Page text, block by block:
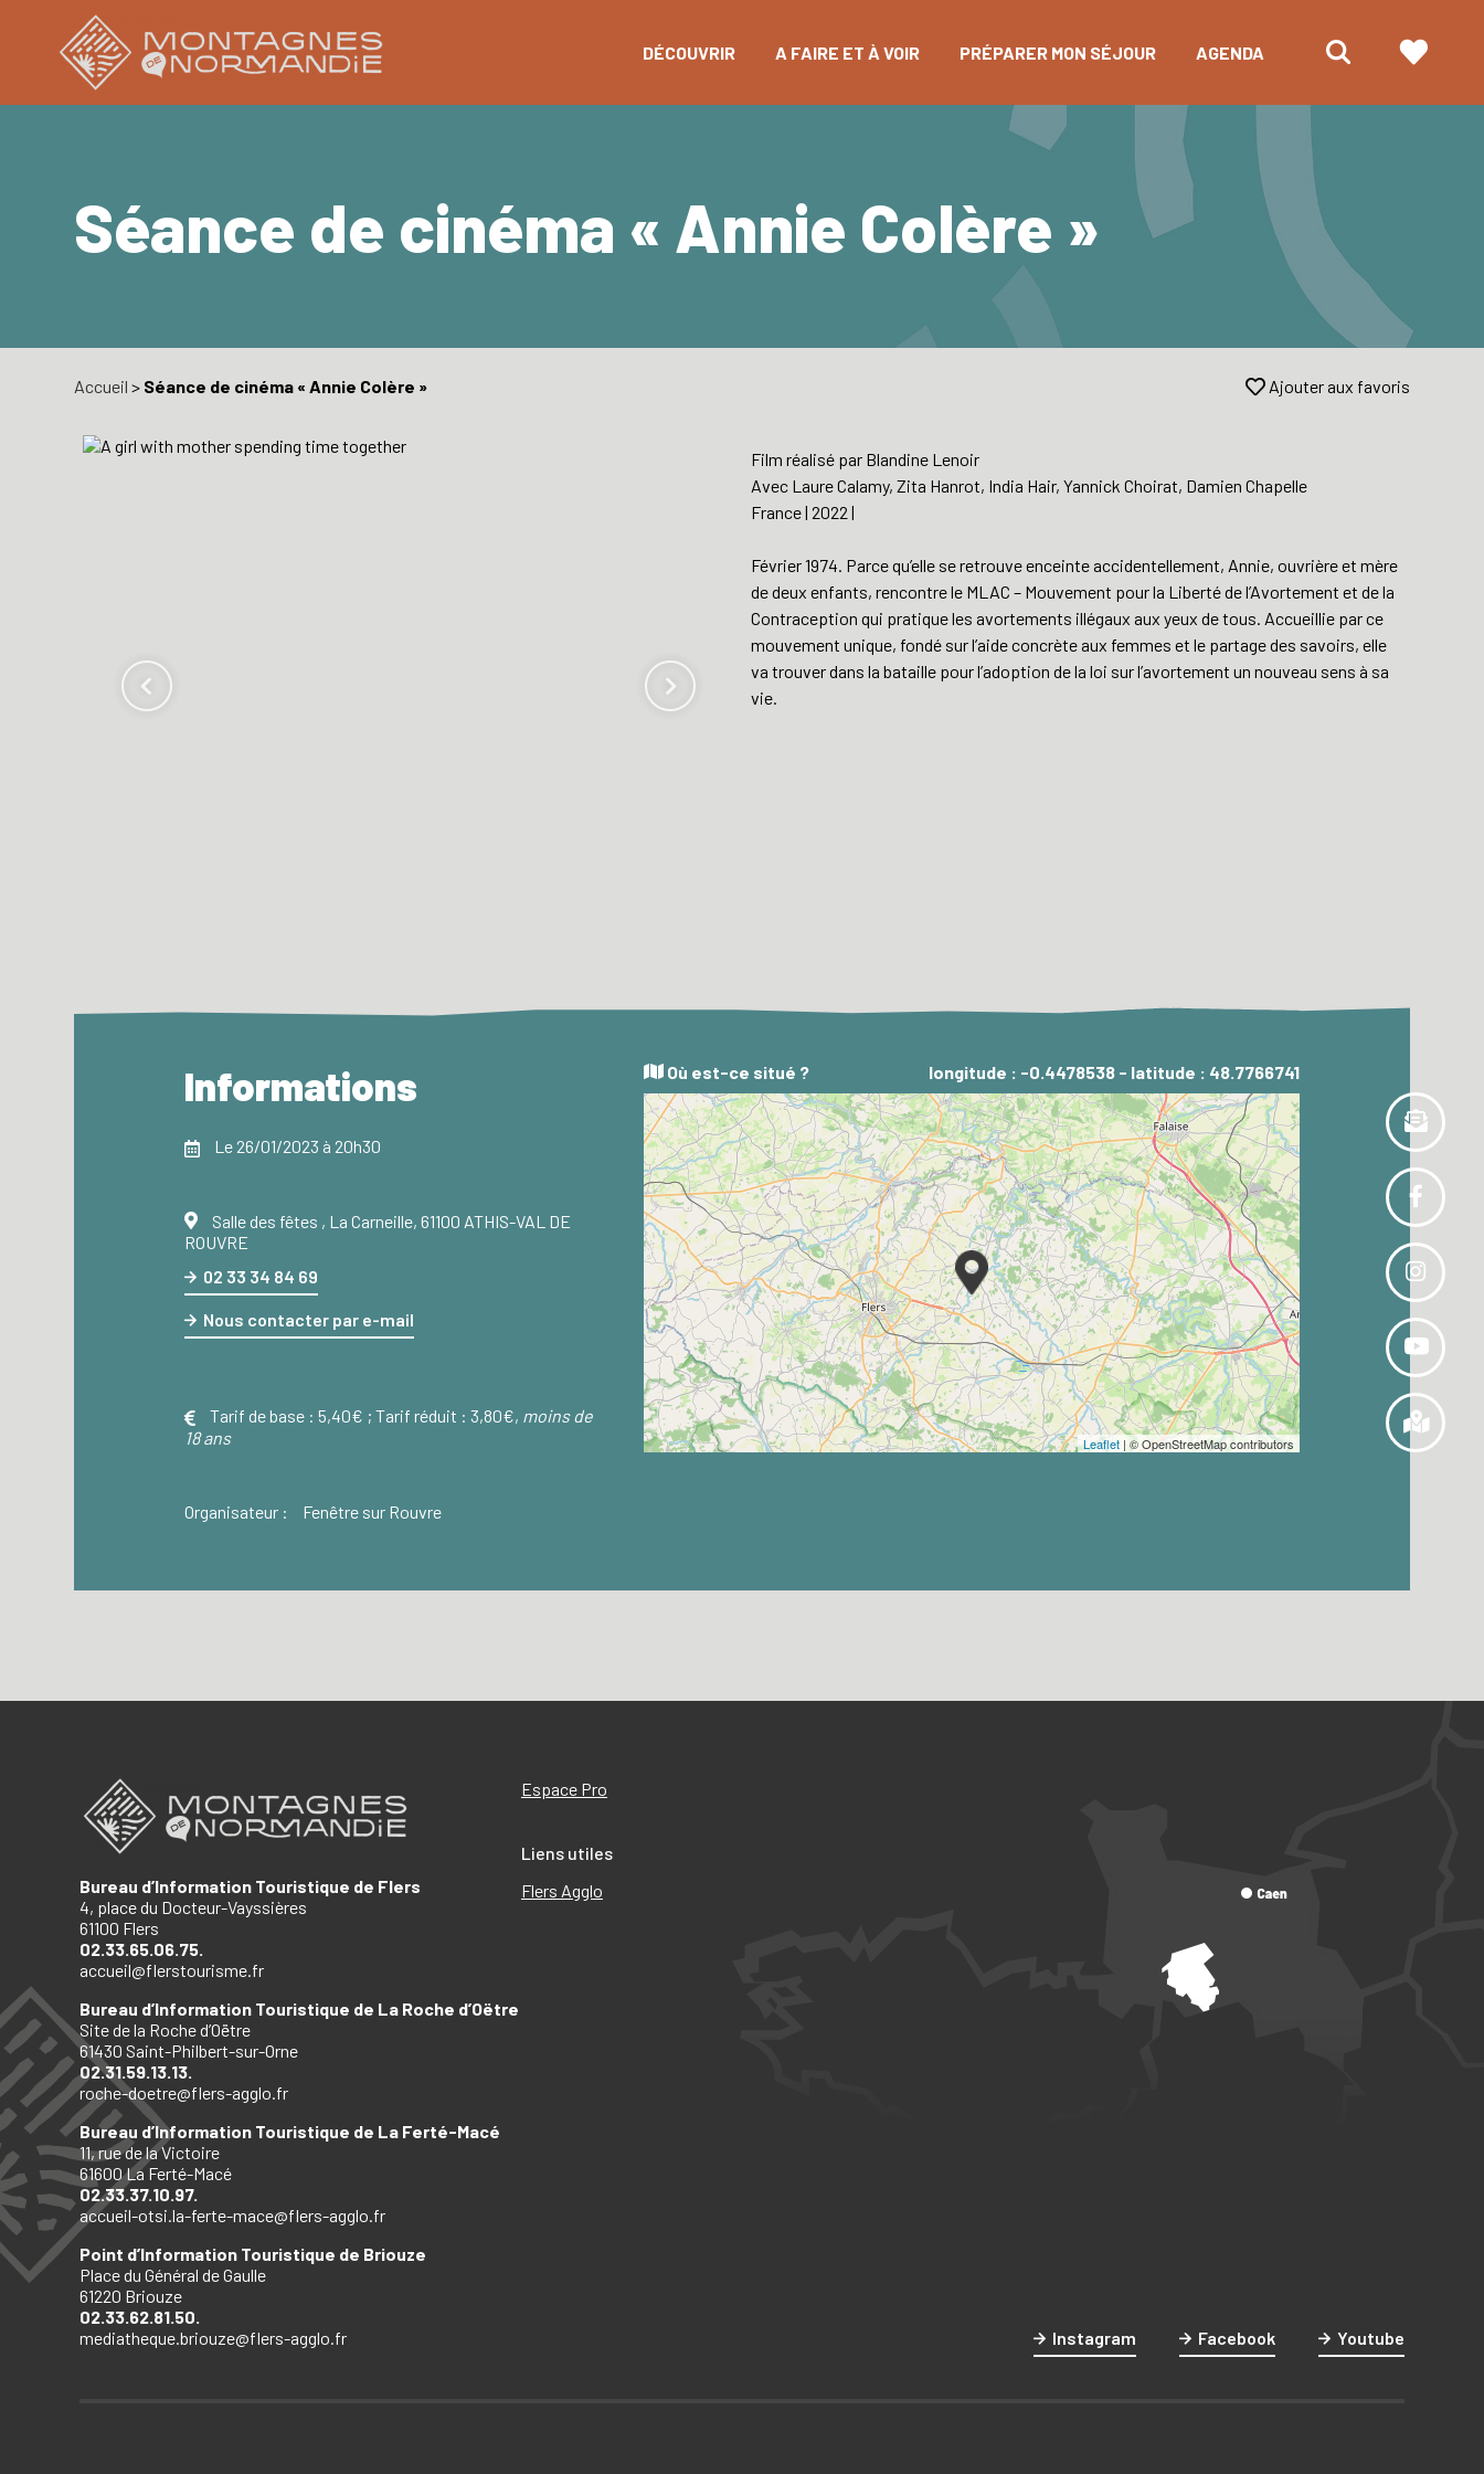
DÉCOUVRIR A FAIRE ET À VOIR PRÉPARER MON SÉJOUR AGENDA
Séance de cinéma « Annie Colère »
Accueil > Séance de cinéma « Annie Colère » Ajouter aux favoris
Film réalisé par Blandine Lenoir
Avec Laure Calamy, Zita Hanrot, India Hair, Yannick Choirat, Damien Chapelle
France | 2022 |
Février 1974. Parce qu’elle se retrouve enceinte accidentellement, Annie, ouvrière et mère
de deux enfants, rencontre le MLAC – Mouvement pour la Liberté de l’Avortement et de la
Contraception qui pratique les avortements illégaux aux yeux de tous. Accueillie par ce
mouvement unique, fondé sur l’aide concrète aux femmes et le partage des savoirs, elle
va trouver dans la bataille pour l’adoption de la loi sur l’avortement un nouveau sens à sa
vie.
Informations
Le 26/01/2023 à 20h30
Salle des fêtes , La Carneille, 61100 ATHIS-VAL DE
ROUVRE
02 33 34 84 69
Nous contacter par e-mail
Tarif de base : 5,40€ ; Tarif réduit : 3,80€, moins de
18 ans
Organisateur : Fenêtre sur Rouvre
Où est-ce situé ? longitude : -0.4478538 - latitude : 48.7766741
Leaflet | © OpenStreetMap contributors
Bureau d’Information Touristique de Flers
4, place du Docteur-Vayssières
61100 Flers
02.33.65.06.75.
accueil@flerstourisme.fr
Bureau d’Information Touristique de La Roche d’Oëtre
Site de la Roche d’Oëtre
61430 Saint-Philbert-sur-Orne
02.31.59.13.13.
roche-doetre@flers-agglo.fr
Bureau d’Information Touristique de La Ferté-Macé
11, rue de la Victoire
61600 La Ferté-Macé
02.33.37.10.97.
accueil-otsi.la-ferte-mace@flers-agglo.fr
Point d’Information Touristique de Briouze
Place du Général de Gaulle
61220 Briouze
02.33.62.81.50.
mediatheque.briouze@flers-agglo.fr
Espace Pro
Liens utiles
Flers Agglo
Instagram Facebook Youtube